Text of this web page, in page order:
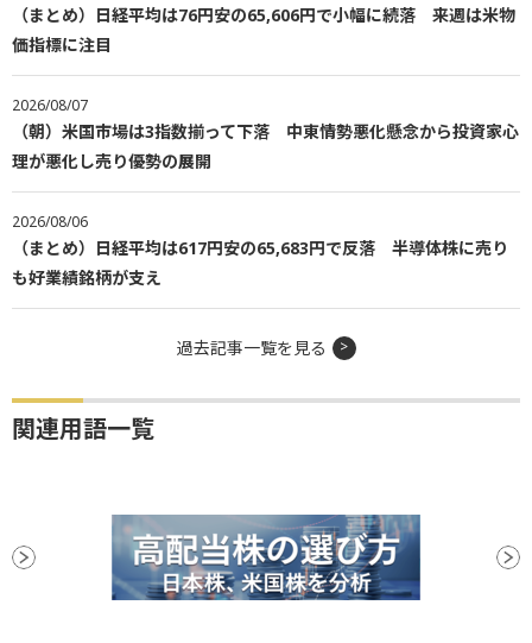
（まとめ）日経平均は76円安の65,606円で小幅に続落 来週は米物
価指標に注目
2026/08/07
（朝）米国市場は3指数揃って下落 中東情勢悪化懸念から投資家心
理が悪化し売り優勢の展開
2026/08/06
（まとめ）日経平均は617円安の65,683円で反落 半導体株に売り
も好業績銘柄が支え
過去記事一覧を見る
関連用語一覧